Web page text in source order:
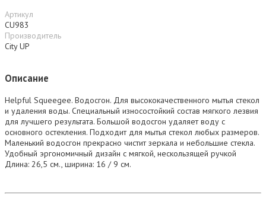
Артикул
CU983
Производитель
City UP
Описание
Helpful Squeegee. Водосгон. Для высококачественного мытья стекол
и удаления воды. Специальный износостойкий состав мягкого лезвия
для лучшего результата. Большой водосгон удаляет воду с
основного остекления. Подходит для мытья стекол любых размеров.
Маленький водосгон прекрасно чистит зеркала и небольшие стекла.
Удобный эргономичный дизайн с мягкой, нескользящей ручкой
Длина: 26,5 см., ширина: 16 / 9 см.